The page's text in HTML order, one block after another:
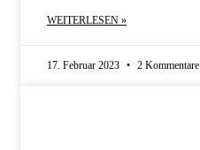
WEITERLESEN »
17. Februar 2023 2 Kommentare